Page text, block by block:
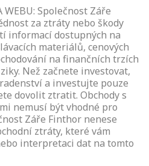
WEBU: Společnost Záře
za ztráty nebo škody
informací dostupných na
materiálů, cenových
na finančních trzích
Než začnete investovat,
a investujte pouze
dovolit ztratit. Obchody s
nemusí být vhodné pro
Záře Finthor nenese
ztráty, které vám
interpretaci dat na tomto